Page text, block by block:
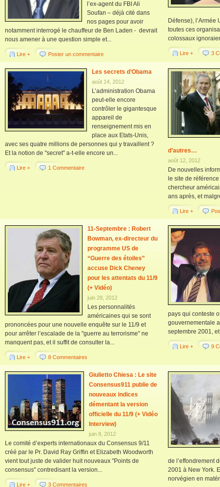
l’ex-agent du FBI Ali
Soufan – déjà cité dans
nos pages pour avoir
notamment interrogé le chauffeur de Ben Laden - devrait
nous amener à une question simple et...
Lire + Poster un commentaire
Défense),
toutes ces
colossaux
Lire + 3
Les secrets d’Obama
août 14, 2012
L’administration Obama
peut-elle encore
contrôler le gigantesque
appareil de
renseignement mis en
place aux Etats-Unis,
avec ses quatre millions de personnes qui y travaillent ?
Et la notion de "secret" a-t-elle encore un...
Lire + 1 Commentaire
d’autres…
août 12, 2012
De nouvelles
le site de
chercheur
ans après, et
Lire +
11-Septembre : Robert
Bowman, ex-directeur du
programme US de
“Guerre des étoiles”
accuse Dick Cheney
pour les attentats du 11/9
(+ Vidéo)
juin 28, 2012
Les personnalités
américaines qui se sont
prononcées pour une nouvelle enquête sur le 11/9 et
pour arrêter l’escalade de la "guerre au terrorisme" ne
manquent pas, et il suffit de consulter la...
Lire + 8 Commentaires
pays qui conteste
gouvernementale
septembre 2001,
Lire + 9
Giulietto Chiesa : Le site
Consensus911 publie de
nouveaux indices
démentant la version
officielle du 11/9 (+ Vidéo
Interview)
juin 8, 2012
Le comité d’experts internationaux du Consensus 9/11
créé par le Pr. David Ray Griffin et Elizabeth Woodworth
vient tout juste de valider huit nouveaux "Points de
consensus" contredisant la version...
Lire + 3 Commentaires
de l’effondrement
2001 à New York.
norvégien en